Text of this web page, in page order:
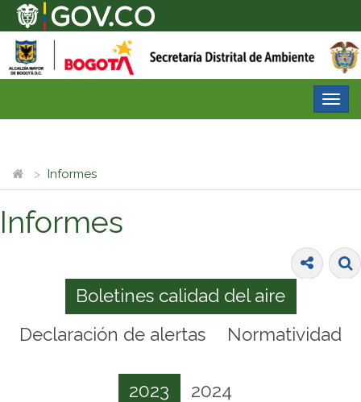
Informes
Informes
Boletines calidad del aire
Declaración de alertas
Normatividad
2023 2024